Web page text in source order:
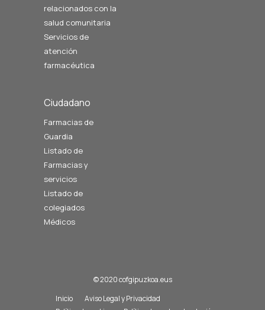
relacionados con la
salud comunitaria
Servicios de
atención
farmacéutica
Ciudadano
Farmacias de
Guardia
Listado de
Farmacias y
servicios
Listado de
colegiados
Médicos
© 2020 cofgipuzkoa.eus
Inicio
Aviso Legal y Privacidad